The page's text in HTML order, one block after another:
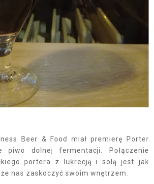
Beer & Food miał premierę Porter
piwo dolnej fermentacji. Połączenie
portera z lukrecją i solą jest jak
nas zaskoczyć swoim wnętrzem.